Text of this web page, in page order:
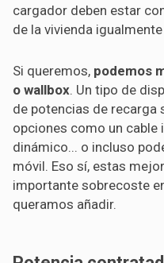
cargador deben estar
de la vivienda
Si queremos, podemos
o wallbox. Un tipo de
de potencias de recarga
opciones como un
dinámico... o incluso
móvil. Eso sí, estas
importante sobrecoste
queramos añadir.